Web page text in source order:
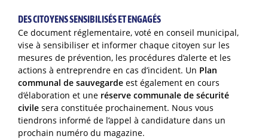
DES CITOYENS SENSIBILISÉS ET ENGAGÉS
Ce document réglementaire, voté en conseil municipal,
vise à sensibiliser et informer chaque citoyen sur les
mesures de prévention, les procédures d’alerte et les
actions à entreprendre en cas d’incident. Un Plan
communal de sauvegarde est également en cours
d’élaboration et une réserve communale de sécurité
civile sera constituée prochainement. Nous vous
tiendrons informé de l’appel à candidature dans un
prochain numéro du magazine.